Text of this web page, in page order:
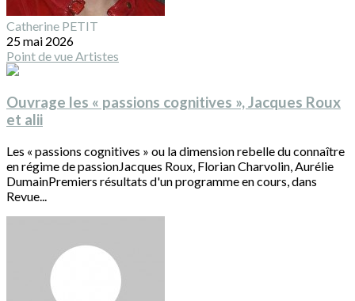
Catherine PETIT
25 mai 2026
Point de vueArtistes
Ouvrage les « passions cognitives », Jacques Roux
et alii
Les « passions cognitives » ou la dimension rebelle du connaître
en régime de passionJacques Roux, Florian Charvolin, Aurélie
DumainPremiers résultats d'un programme en cours, dans
Revue...